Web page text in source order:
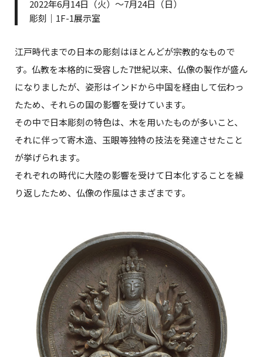
2022年6月14日（火）～7月24日（日）
彫刻｜1F-1展示室
江戸時代までの日本の彫刻はほとんどが宗教的なもので
す。仏教を本格的に受容した7世紀以来、仏像の製作が盛ん
になりましたが、姿形はインドから中国を経由して伝わっ
たため、それらの国の影響を受けています。
その中で日本彫刻の特色は、木を用いたものが多いこと、
それに伴って寄木造、玉眼等独特の技法を発達させたこと
が挙げられます。
それぞれの時代に大陸の影響を受けて日本化することを繰
り返したため、仏像の作風はさまざまです。